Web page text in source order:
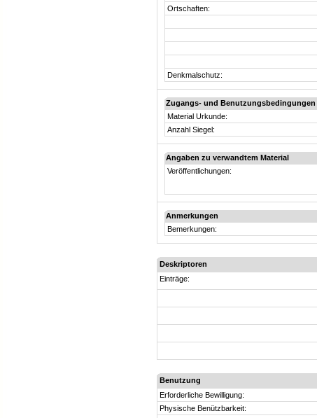
Ortschaften:
Denkmalschutz:
Zugangs- und Benutzungsbedingungen
Material Urkunde:
Anzahl Siegel:
Angaben zu verwandtem Material
Veröffentlichungen:
Anmerkungen
Bemerkungen:
Deskriptoren
Einträge:
Benutzung
Erforderliche Bewilligung:
Physische Benützbarkeit: